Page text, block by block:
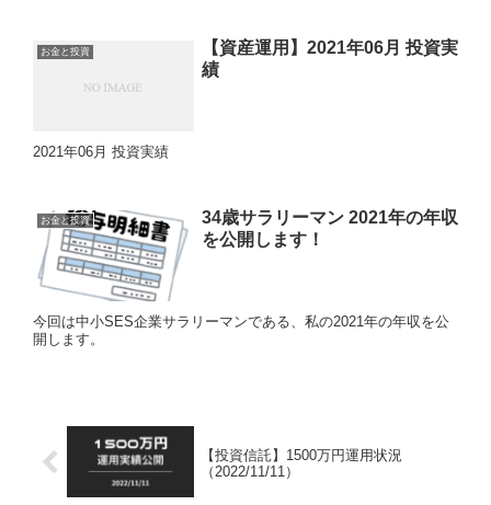
お金と投資
【資産運用】2021年06月 投資実
績
2021年06月 投資実績
お金と投資
34歳サラリーマン 2021年の年収
を公開します！
今回は中小SES企業サラリーマンである、私の2021年の年収を公
開します。
【投資信託】1500万円運用状況
（2022/11/11）